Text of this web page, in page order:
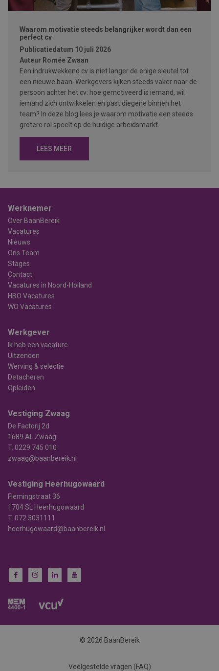
Waarom motivatie steeds belangrijker wordt dan een
perfect cv
Publicatiedatum 10 juli 2026
Auteur Romée Zwaan
Een indrukwekkend cv is niet langer de enige sleutel tot
een nieuwe baan. Werkgevers kijken steeds vaker naar de
persoon achter het cv: hoe gemotiveerd is iemand, wil
iemand zich ontwikkelen en past diegene binnen het
team? In deze blog lees je waarom motivatie een steeds
grotere rol speelt op de huidige arbeidsmarkt.
LEES MEER
Werknemer
Over BaanBereik
Vacatures
Nieuws
Ons Team
Stages
Contact
Vacatures in Noord-Holland
HBO Vacatures
WO Vacatures
Werkgever
Ik heb een vacature
Uitzenden
Werving & selectie
Detacheren
Opleiden
Vestiging Zwaag
De Factorij 2d
1689 AL Zwaag
T. 0229 745 010
zwaag@baanbereik.nl
Vestiging Heerhugowaard
Flemingstraat 36
1704 SL Heerhugowaard
T. 072 3031111
heerhugowaard@baanbereik.nl
© 2026 BaanBereik
Veelgestelde vragen (FAQ)